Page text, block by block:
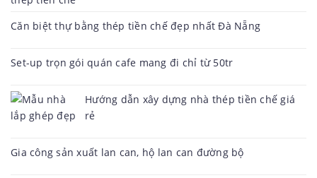
Căn biệt thự bằng thép tiền chế đẹp nhất Đà Nẵng
Set-up trọn gói quán cafe mang đi chỉ từ 50tr
Hướng dẫn xây dựng nhà thép tiền chế giá
rẻ
Gia công sản xuất lan can, hộ lan can đường bộ